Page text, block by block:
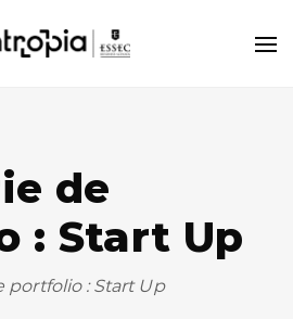
de
: Start Up
portfolio : Start Up